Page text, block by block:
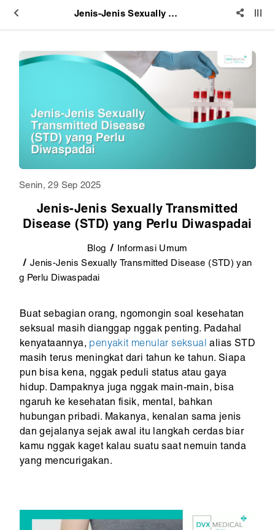
Jenis-Jenis Sexually Transmitted Disease (STD) yang Perlu Diwaspadai
Senin, 29 Sep 2025
Jenis-Jenis Sexually Transmitted
Disease (STD) yang Perlu Diwaspadai
Blog
Informasi Umum
Jenis-Jenis Sexually Transmitted Disease (STD) yan
g Perlu Diwaspadai
Buat sebagian orang, ngomongin soal kesehatan
seksual masih dianggap nggak penting. Padahal
kenyataannya, penyakit menular seksual alias STD
masih terus meningkat dari tahun ke tahun. Siapa
pun bisa kena, nggak peduli status atau gaya
hidup. Dampaknya juga nggak main-main, bisa
ngaruh ke kesehatan fisik, mental, bahkan
hubungan pribadi. Makanya, kenalan sama jenis
dan gejalanya sejak awal itu langkah cerdas biar
kamu nggak kaget kalau suatu saat nemuin tanda
yang mencurigakan.